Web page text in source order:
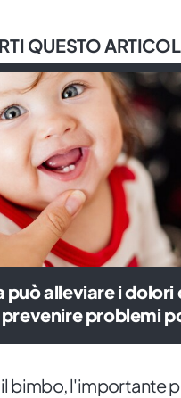
QUESTO
può alleviare i dolori
problemi
il bimbo, l'importante